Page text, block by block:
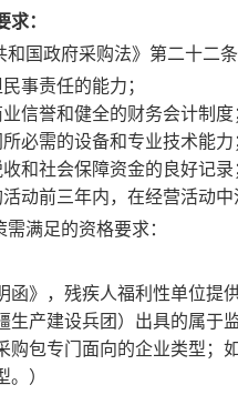
求：
国政府采购法》第二十二条
事责任的能力；
信誉和健全的财务会计制度
必需的设备和专业技术能力
和社会保障资金的良好记录
活动前三年内，在经营活动中
满足的资格要求：
函》，残疾人福利性单位提
生产建设兵团）出具的属于
购包专门面向的企业类型；
。）